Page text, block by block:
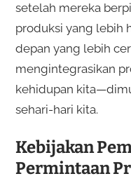
setelah mereka
produksi yang lebih
depan yang lebih
mengintegrasikan
kehidupan
sehari-hari kita.
Kebijakan
Permintaan